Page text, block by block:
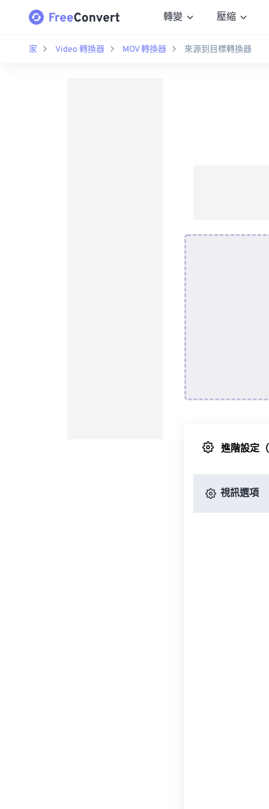
轉變 壓縮
家 Video 轉換器 MOV 轉換器 來源到目標轉換器
進階設定
視訊選項